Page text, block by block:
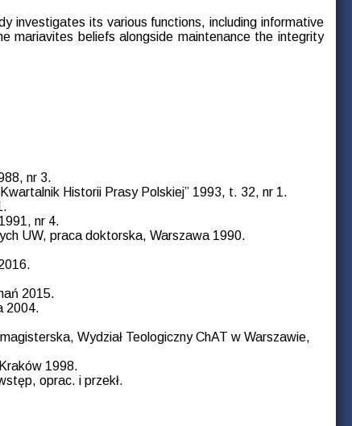
investigates its various functions, including informative
mariavites beliefs alongside maintenance the integrity
nr 3.
Historii Prasy Polskiej” 1993, t. 32, nr 1.
nr 4.
UW, praca doktorska, Warszawa 1990.
2015.
2004.
Wydział Teologiczny ChAT w Warszawie,
1998.
oprac. i przekł.